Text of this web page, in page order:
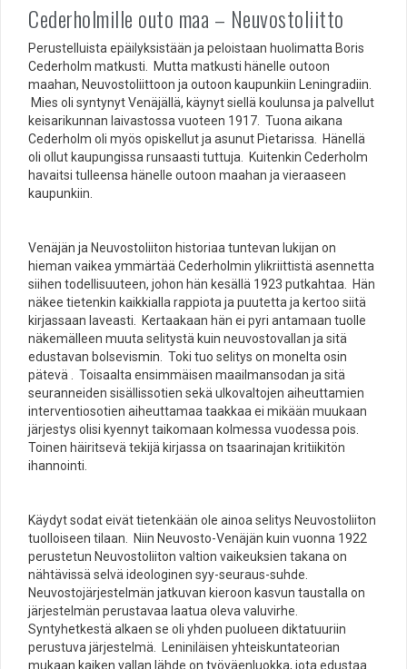
Cederholmille outo maa – Neuvostoliitto
Perustelluista epäilyksistään ja peloistaan huolimatta Boris
Cederholm matkusti. Mutta matkusti hänelle outoon
maahan, Neuvostoliittoon ja outoon kaupunkiin Leningradiin.
Mies oli syntynyt Venäjällä, käynyt siellä koulunsa ja palvellut
keisarikunnan laivastossa vuoteen 1917. Tuona aikana
Cederholm oli myös opiskellut ja asunut Pietarissa. Hänellä
oli ollut kaupungissa runsaasti tuttuja. Kuitenkin Cederholm
havaitsi tulleensa hänelle outoon maahan ja vieraaseen
kaupunkiin.
Venäjän ja Neuvostoliiton historiaa tuntevan lukijan on
hieman vaikea ymmärtää Cederholmin ylikriittistä asennetta
siihen todellisuuteen, johon hän kesällä 1923 putkahtaa. Hän
näkee tietenkin kaikkialla rappiota ja puutetta ja kertoo siitä
kirjassaan laveasti. Kertaakaan hän ei pyri antamaan tuolle
näkemälleen muuta selitystä kuin neuvostovallan ja sitä
edustavan bolsevismin. Toki tuo selitys on monelta osin
pätevä . Toisaalta ensimmäisen maailmansodan ja sitä
seuranneiden sisällissotien sekä ulkovaltojen aiheuttamien
interventiosotien aiheuttamaa taakkaa ei mikään muukaan
järjestys olisi kyennyt taikomaan kolmessa vuodessa pois.
Toinen häiritsevä tekijä kirjassa on tsaarinajan kritiikitön
ihannointi.
Käydyt sodat eivät tietenkään ole ainoa selitys Neuvostoliiton
tuolloiseen tilaan. Niin Neuvosto-Venäjän kuin vuonna 1922
perustetun Neuvostoliiton valtion vaikeuksien takana on
nähtävissä selvä ideologinen syy-seuraus-suhde.
Neuvostojärjestelmän jatkuvan kieroon kasvun taustalla on
järjestelmän perustavaa laatua oleva valuvirhe.
Syntyhetkestä alkaen se oli yhden puolueen diktatuuriin
perustuva järjestelmä. Leniniläisen yhteiskuntateorian
mukaan kaiken vallan lähde on työväenluokka, jota edustaa